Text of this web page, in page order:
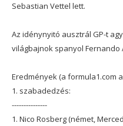
Sebastian Vettel lett.
Az idénynyitó ausztrál GP-t
világbajnok spanyol Fernando
Eredmények (a formula1.com
1. szabadedzés:
---------------
1. Nico Rosberg (német,